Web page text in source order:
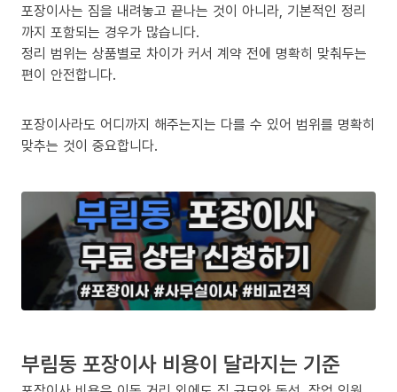
포장이사는 짐을 내려놓고 끝나는 것이 아니라, 기본적인 정리
까지 포함되는 경우가 많습니다.
정리 범위는 상품별로 차이가 커서 계약 전에 명확히 맞춰두는
편이 안전합니다.
포장이사라도 어디까지 해주는지는 다를 수 있어 범위를 명확히
맞추는 것이 중요합니다.
부림동 포장이사 비용이 달라지는 기준